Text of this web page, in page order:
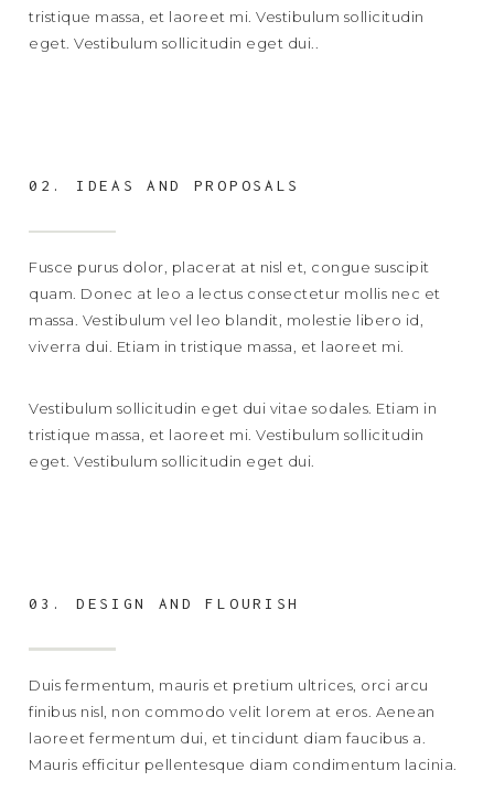
tristique massa, et laoreet mi. Vestibulum sollicitudin
eget. Vestibulum sollicitudin eget dui..
02. IDEAS AND PROPOSALS
Fusce purus dolor, placerat at nisl et, congue suscipit
quam. Donec at leo a lectus consectetur mollis nec et
massa. Vestibulum vel leo blandit, molestie libero id,
viverra dui. Etiam in tristique massa, et laoreet mi.
Vestibulum sollicitudin eget dui vitae sodales. Etiam in
tristique massa, et laoreet mi. Vestibulum sollicitudin
eget. Vestibulum sollicitudin eget dui.
03. DESIGN AND FLOURISH
Duis fermentum, mauris et pretium ultrices, orci arcu
finibus nisl, non commodo velit lorem at eros. Aenean
laoreet fermentum dui, et tincidunt diam faucibus a.
Mauris efficitur pellentesque diam condimentum lacinia.